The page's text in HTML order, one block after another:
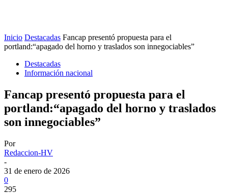
Inicio Destacadas Fancap presentó propuesta para el
portland:“apagado del horno y traslados son innegociables”
Destacadas
Información nacional
Fancap presentó propuesta para el
portland:“apagado del horno y traslados
son innegociables”
Por
Redaccion-HV
-
31 de enero de 2026
0
295